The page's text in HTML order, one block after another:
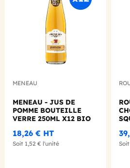
MENEAU
MENEAU - JUS DE
POMME BOUTEILLE
VERRE 250ML X12 BIO
18,26 € HT
Soit 1,52 € l'unité Soit